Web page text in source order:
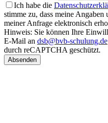
Ich habe die
stimme zu, dass meine
meiner Anfrage elektronisch
Hinweis: Sie können Ihre
E-Mail an dsb@bvb-schulung.de
durch reCAPTCHA geschützt.